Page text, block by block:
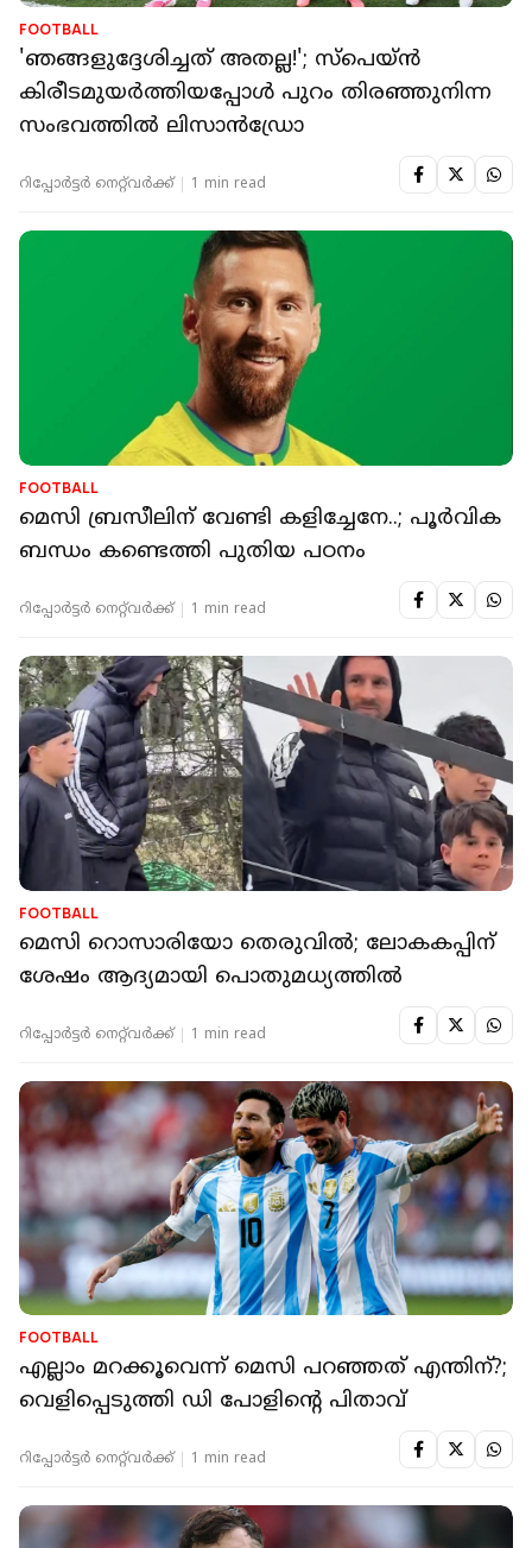
FOOTBALL
'ഞങ്ങളുദ്ദേശിച്ചത് അതല്ല!'; സ്‌പെയ്ൻ
കിരീടമുയർത്തിയപ്പോൾ പുറം തിരഞ്ഞുനിന്ന
സംഭവത്തിൽ ലിസാൻഡ്രോ
റിപ്പോർട്ടർ നെറ്റ്‌വര്‍ക്ക്‌ 1 min read
FOOTBALL
മെസി ബ്രസീലിന് വേണ്ടി കളിച്ചേനേ..; പൂർവിക
ബന്ധം കണ്ടെത്തി പുതിയ പഠനം
റിപ്പോർട്ടർ നെറ്റ്‌വര്‍ക്ക്‌ 1 min read
FOOTBALL
മെസി റൊസാരിയോ തെരുവിൽ; ലോകകപ്പിന്
ശേഷം ആദ്യമായി പൊതുമധ്യത്തിൽ
റിപ്പോർട്ടർ നെറ്റ്‌വര്‍ക്ക്‌ 1 min read
FOOTBALL
എല്ലാം മറക്കൂവെന്ന് മെസി പറഞ്ഞത് എന്തിന്?;
വെളിപ്പെടുത്തി ഡി പോളിന്‍റെ പിതാവ്
റിപ്പോർട്ടർ നെറ്റ്‌വര്‍ക്ക്‌ 1 min read